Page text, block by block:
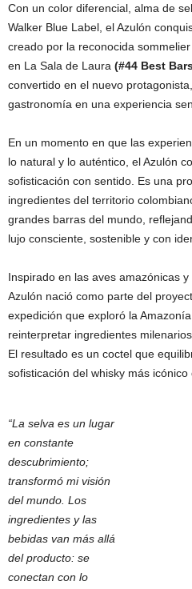
Con un color diferencial, alma de
Walker Blue Label, el Azulón
creado por la reconocida
en La Sala de Laura (#44 Best
convertido en el nuevo
gastronomía en una experiencia
En un momento en que las
lo natural y lo auténtico, el Azulón
sofisticación con sentido. Es una
ingredientes del territorio
grandes barras del mundo,
lujo consciente, sostenible y con
Inspirado en las aves amazónicas
Azulón nació como parte del
expedición que exploró la
reinterpretar ingredientes
El resultado es un coctel que
sofisticación del whisky más icónico
“La selva es un lugar
en constante
descubrimiento;
transformó mi visión
del mundo. Los
ingredientes y las
bebidas van más allá
del producto: se
conectan con lo